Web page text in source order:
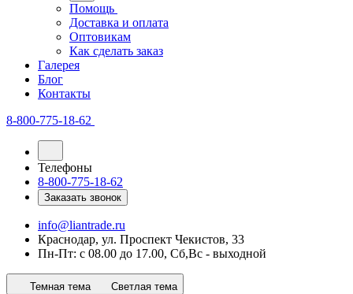
Помощь
Доставка и оплата
Оптовикам
Как сделать заказ
Галерея
Блог
Контакты
8-800-775-18-62
Телефоны
8-800-775-18-62
Заказать звонок
info@liantrade.ru
Краснодар, ул. Проспект Чекистов, 33
Пн-Пт: c 08.00 до 17.00, Cб,Вс - выходной
Темная тема Светлая тема